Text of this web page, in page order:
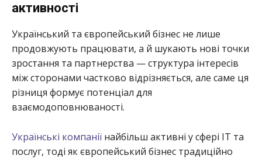
активності
Український та європейський бізнес не лише
продовжують працювати, а й шукають нові точки
зростання та партнерства — структура інтересів
між сторонами частково відрізняється, але саме ця
різниця формує потенціал для
взаємодоповнюваності.
Українські компанії найбільш активні у сфері ІТ та
послуг, тоді як європейський бізнес традиційно